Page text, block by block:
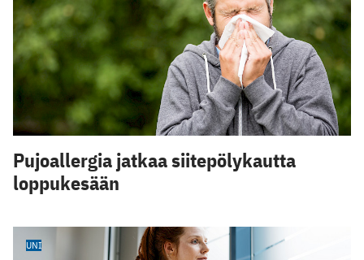
Pujoallergia jatkaa siitepölykautta
loppukesään
UNI